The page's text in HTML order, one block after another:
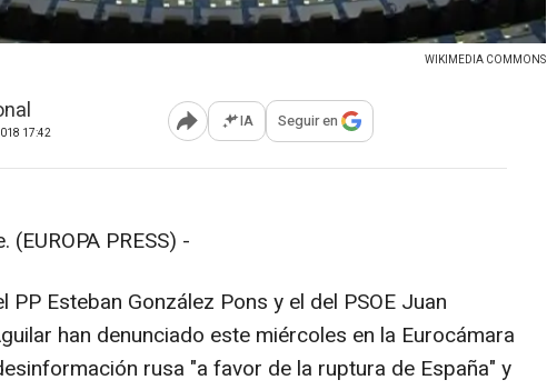
WIKIMEDIA COMMONS
17:42 Abrir opciones para compartir
IA Seguir en
(EUROPA PRESS) -
PP Esteban González Pons y el del PSOE Juan
han denunciado este miércoles en la Eurocámara
rusa "a favor de la ruptura de España" y